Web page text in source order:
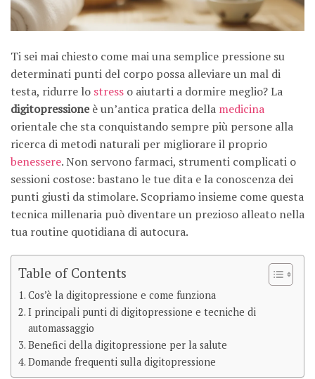
Ti sei mai chiesto come mai una semplice pressione su
determinati punti del corpo possa alleviare un mal di
testa, ridurre lo stress o aiutarti a dormire meglio? La
digitopressioneè un’antica pratica della medicina
orientale che sta conquistando sempre più persone alla
ricerca di metodi naturali per migliorare il proprio
benessere. Non servono farmaci, strumenti complicati o
sessioni costose: bastano le tue dita e la conoscenza dei
punti giusti da stimolare. Scopriamo insieme come questa
tecnica millenaria può diventare un prezioso alleato nella
tua routine quotidiana di autocura.
Table of Contents
Cos’è la digitopressione e come funziona
I principali punti di digitopressione e tecniche di
automassaggio
Benefici della digitopressione per la salute
Domande frequenti sulla digitopressione